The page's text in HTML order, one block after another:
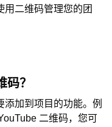
用二维码管理您的团
？
加到项目的功能。例
二维码，您可